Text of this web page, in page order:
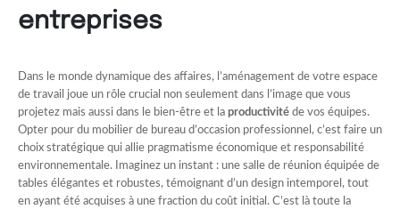
entreprises
Dans le monde dynamique des affaires, l’aménagement de votre espace
de travail joue un rôle crucial non seulement dans l’image que vous
projetez mais aussi dans le bien-être et la productivité de vos équipes.
Opter pour du mobilier de bureau d’occasion professionnel, c’est faire un
choix stratégique qui allie pragmatisme économique et responsabilité
environnementale. Imaginez un instant : une salle de réunion équipée de
tables élégantes et robustes, témoignant d’un design intemporel, tout
en ayant été acquises à une fraction du coût initial. C’est là toute la